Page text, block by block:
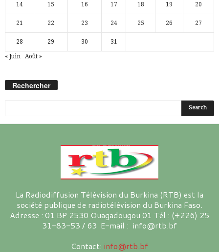
14 15 16 17 18 19 20
21 22 23 24 25 26 27
28 29 30 31
« Juin Août »
Rechercher
La Radiodiffusion Télévision du Burkina (RTB) est la
société publique de radiotélévision du Burkina Faso.
Adresse : 01 BP 2530 Ouagadougou 01 Tél : (+226) 25
31-83-53 / 63 E-mail : info@rtb.bf
Contact: info@rtb.bf